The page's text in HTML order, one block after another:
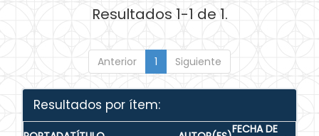
Resultados 1-1 de 1.
Anterior 1 Siguiente
Resultados por ítem:
FECHA DE